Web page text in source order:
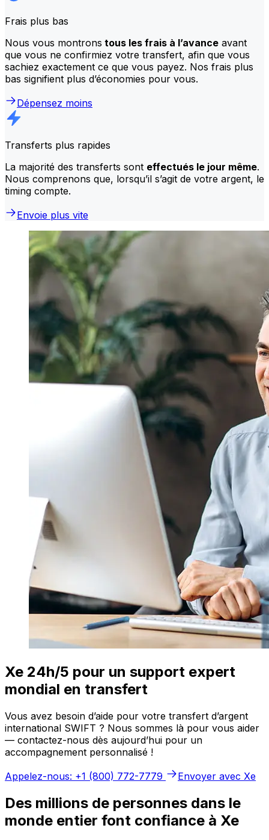
Frais plus bas
Nous vous montrons tous les frais à l’avance avant
que vous ne confirmiez votre transfert, afin que vous
sachiez exactement ce que vous payez. Nos frais plus
bas signifient plus d’économies pour vous.
Dépensez moins
Transferts plus rapides
La majorité des transferts sont effectués le jour même.
Nous comprenons que, lorsqu’il s’agit de votre argent, le
timing compte.
Envoie plus vite
Xe 24h/5 pour un support expert
mondial en transfert
Vous avez besoin d’aide pour votre transfert d’argent
international SWIFT ? Nous sommes là pour vous aider
— contactez-nous dès aujourd’hui pour un
accompagnement personnalisé !
Appelez-nous: +1 (800) 772-7779
Envoyer avec Xe
Des millions de personnes dans le
monde entier font confiance à Xe